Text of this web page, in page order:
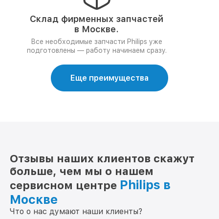
Склад фирменных запчастей
в Москве.
Все необходимые запчасти Philips уже
подготовлены — работу начинаем сразу.
Еще преимущества
Отзывы наших клиентов скажут
больше, чем мы о нашем
сервисном центре Philips в
Москве
Что о нас думают наши клиенты?